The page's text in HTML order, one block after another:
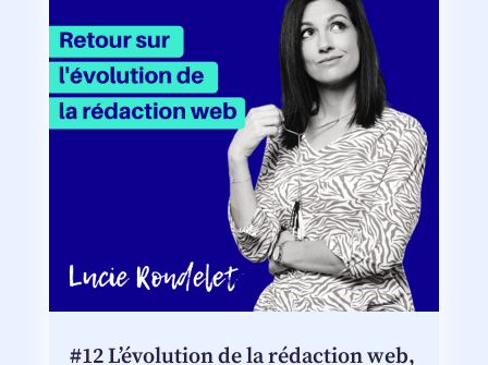
#12 L’évolution de la rédaction web,